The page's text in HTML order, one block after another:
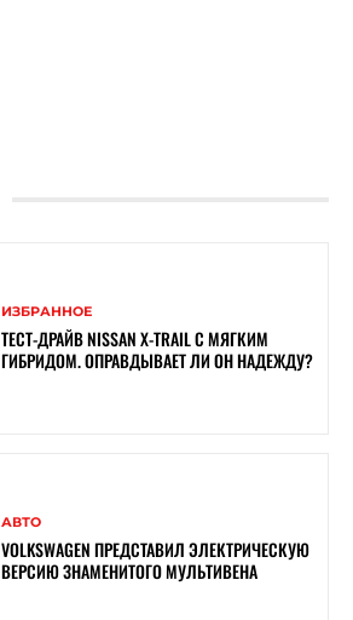
ИЗБРАННОЕ
ТЕСТ-ДРАЙВ NISSAN X-TRAIL С МЯГКИМ
ГИБРИДОМ. ОПРАВДЫВАЕТ ЛИ ОН НАДЕЖДУ?
АВТО
VOLKSWAGEN ПРЕДСТАВИЛ ЭЛЕКТРИЧЕСКУЮ
ВЕРСИЮ ЗНАМЕНИТОГО МУЛЬТИВЕНА